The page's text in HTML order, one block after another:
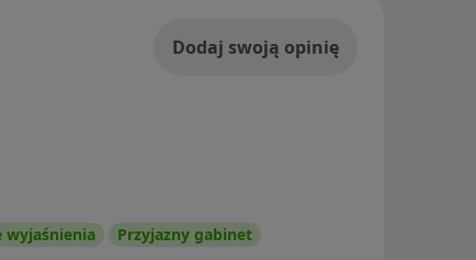
Dodaj swoją opinię
wyjaśnienia Przyjazny gabinet